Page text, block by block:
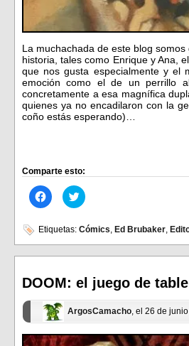
La muchachada de este blog
historia, tales como Enrique y Ana,
que nos gusta especialmente y el
emoción como el de un perrillo
concretamente a esa magnífica
quienes ya no encadilaron con la
coño estás esperando)…
Comparte esto:
Haz
clic
en
Facebook
(Se
abre
ventana
nueva)
Haz
clic
en
(Se
abre
ventana
nueva)
Etiquetas: Cómics, Ed Brubaker,
DOOM: el juego de
ArgosCamacho, el 26 de